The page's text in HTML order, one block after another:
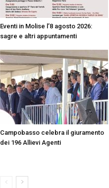
Eventi in Molise l’8 agosto 2026:
sagre e altri appuntamenti
Campobasso celebra il giuramento
dei 196 Allievi Agenti